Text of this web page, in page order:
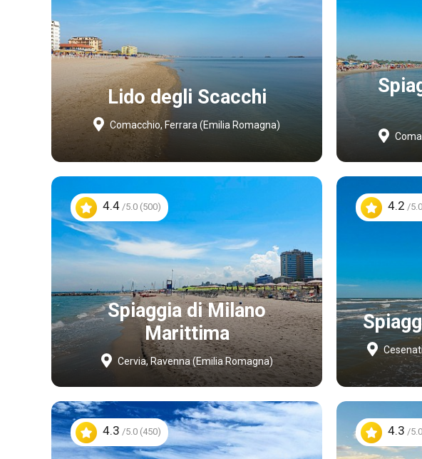
Lido degli Scacchi
Comacchio, Ferrara (Emilia Romagna)
4.4 /5.0 (500)
Spiaggia di Milano
Marittima
Cervia, Ravenna (Emilia Romagna)
4.2 /
4.3 /5.0 (450) 4.3 /